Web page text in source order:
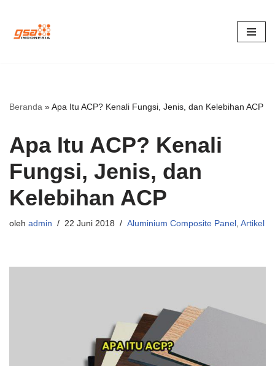
Lompat
Beranda »Apa Itu ACP? Kenali Fungsi, Jenis, dan Kelebihan ACP
Apa Itu ACP? Kenali
Fungsi, Jenis, dan
Kelebihan ACP
oleh admin 22 Juni 2018 Aluminium Composite Panel , Artikel